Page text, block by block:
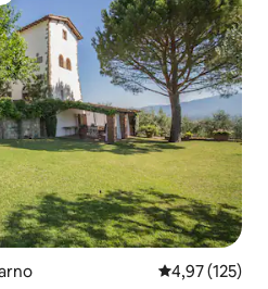
4,97 de uma
4,97 (125)